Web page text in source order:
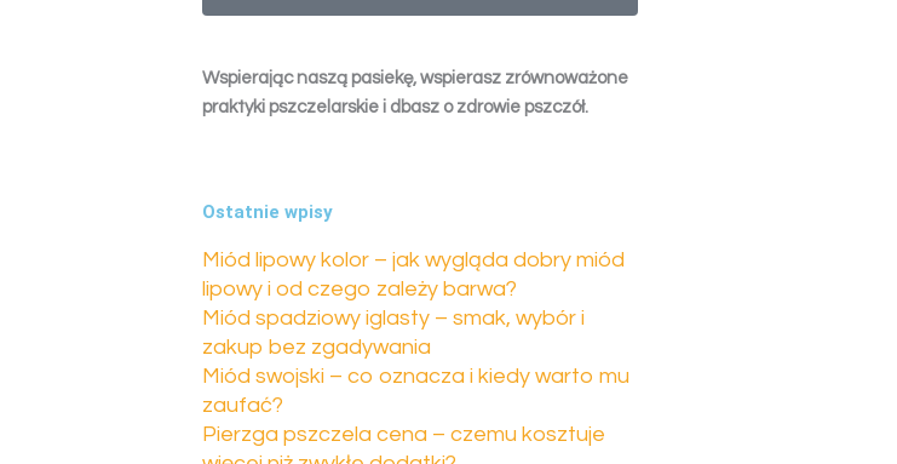
Wspierając naszą pasiekę, wspierasz zrównoważone
praktyki pszczelarskie i dbasz o zdrowie pszczół.
Ostatnie wpisy
Miód lipowy kolor – jak wygląda dobry miód
lipowy i od czego zależy barwa?
Miód spadziowy iglasty – smak, wybór i
zakup bez zgadywania
Miód swojski – co oznacza i kiedy warto mu
zaufać?
Pierzga pszczela cena – czemu kosztuje